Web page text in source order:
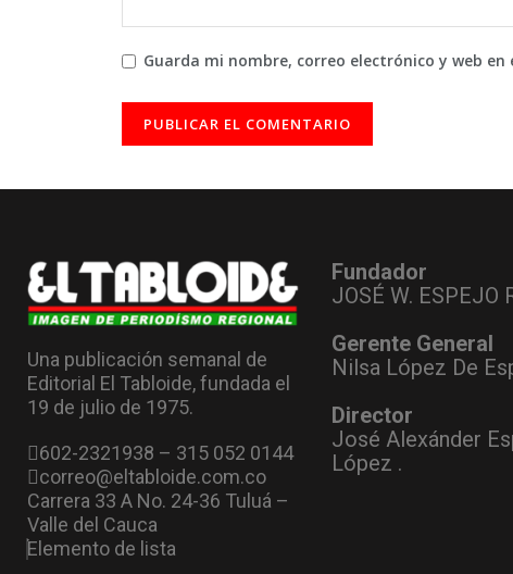
Guarda mi nombre, correo electrónico y web
Una publicación semanal de
Editorial El Tabloide, fundada el
19 de julio de 1975.
602-2321938 – 315 052 0144
correo@eltabloide.com.co
Carrera 33 A No. 24-36 Tuluá –
Valle del Cauca
Elemento de lista
Fundador
JOSÉ W. ESPEJO
Gerente General
Nilsa López De
Director
José Alexánder
López .